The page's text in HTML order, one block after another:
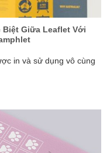
Biệt Giữa Leaflet Với
in và sử dụng vô cùng